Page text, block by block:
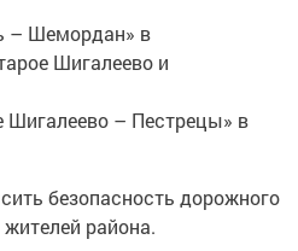
– Шемордан» в
Шигалеево и
Шигалеево – Пестрецы» в
безопасность дорожного
района.